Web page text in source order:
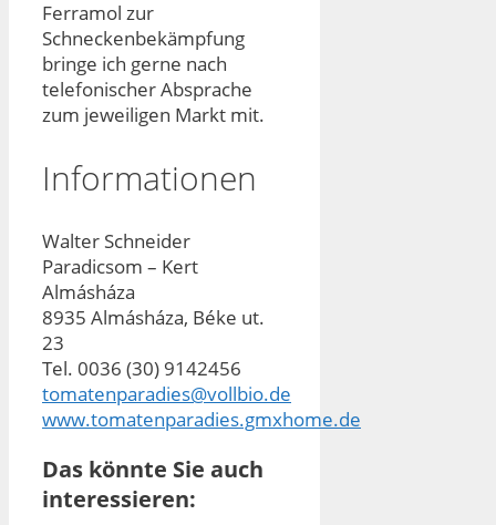
Ferramol zur
Schneckenbekämpfung
bringe ich gerne nach
telefonischer Absprache
zum jeweiligen Markt mit.
Informationen
Walter Schneider
Paradicsom – Kert
Almásháza
8935 Almásháza, Béke ut.
23
Tel. 0036 (30) 9142456
tomatenparadies@vollbio.de
www.tomatenparadies.gmxhome.de
Das könnte Sie auch
interessieren: